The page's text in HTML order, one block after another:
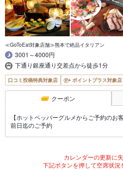
≪GoToEat対象店舗≫熊本で絶品イタリアン
3001～4000円
下通り銀座通り交差点から徒歩1分
口コミ投稿特典対象店 ポイントプラス対象店
クーポン
【ホットペッパーグルメからご予約のお
前日迄のご予約
カレンダーの更新に
下記ボタンを押して空席状況